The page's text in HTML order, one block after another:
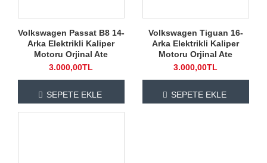
Volkswagen Passat B8 14-
Arka Elektrikli Kaliper
Motoru Orjinal Ate
3.000,00TL
SEPETE EKLE
Volkswagen Tiguan 16-
Arka Elektrikli Kaliper
Motoru Orjinal Ate
3.000,00TL
SEPETE EKLE